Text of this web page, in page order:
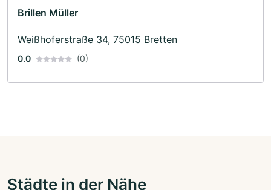
Brillen Müller
Weißhoferstraße 34, 75015 Bretten
0.0 (0)
Städte in der Nähe